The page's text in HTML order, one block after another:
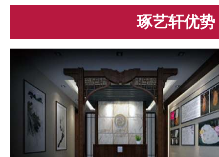
琢艺轩优势